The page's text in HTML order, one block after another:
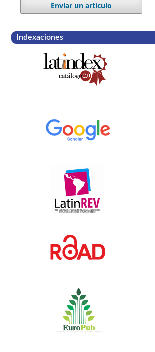
Enviar un artículo
Indexaciones